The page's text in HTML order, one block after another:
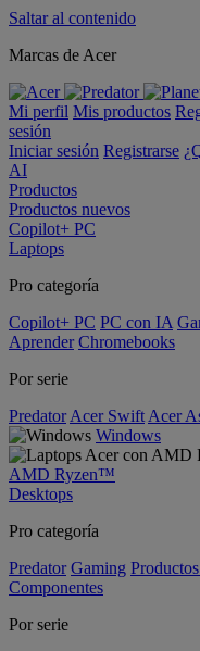
Saltar al contenido
Marcas de Acer
Mi perfil Mis productos
sesión
Iniciar sesión Registrarse
AI
Productos
Productos nuevos
Copilot+ PC
Laptops
Pro categoría
Copilot+ PC PC con IA
Aprender Chromebooks
Por serie
Predator Acer Swift Acer
Windows
AMD Ryzen™
Desktops
Pro categoría
Predator Gaming
Componentes
Por serie